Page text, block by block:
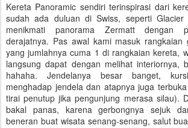
Kereta Panoramic sendiri terinspirasi dari
sudah ada duluan di Swiss, seperti
menikmati panorama Zermatt dengan
derajatnya. Pas awal kami masuk rangkaian
yang jumlahnya cuma 1 di rangkaian kereta,
langsung dapat dengan melihat interiornya,
hahaha. Jendelanya besar banget,
menghadap jendela dan atapnya juga
tirai penutup jika pengunjung merasa silau).
bakal panas, karena gerbongnya sejuk
beneran buat wisata senang-senang, salut